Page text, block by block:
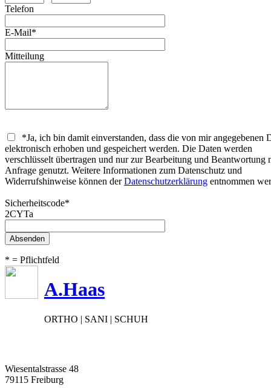
Telefon
E-Mail*
Mitteilung
*Ja, ich bin damit einverstanden, dass die von mir angegebenen
elektronisch erhoben und gespeichert werden. Die Daten werden
verschlüsselt übertragen und nur zur Bearbeitung und Beantwortung
Anfrage genutzt. Weitere Informationen zum Datenschutz und
Widerrufshinweise können derDatenschutzerklärung entnommen
Sicherheitscode*
2CYTa
* = Pflichtfeld
A.Haas
ORTHO | SANI | SCHUH
Wiesentalstrasse 48
79115 Freiburg